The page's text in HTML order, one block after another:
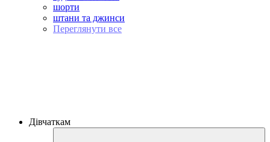
шорти
штани та джинси
Переглянути все
Дівчаткам